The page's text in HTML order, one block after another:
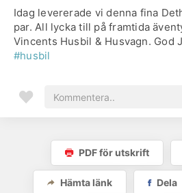
Idag levererade vi denna fina
par. All lycka till på framtida
Vincents Husbil & Husvagn. God
#husbil
PDF för utskrift
Hämta länk Dela